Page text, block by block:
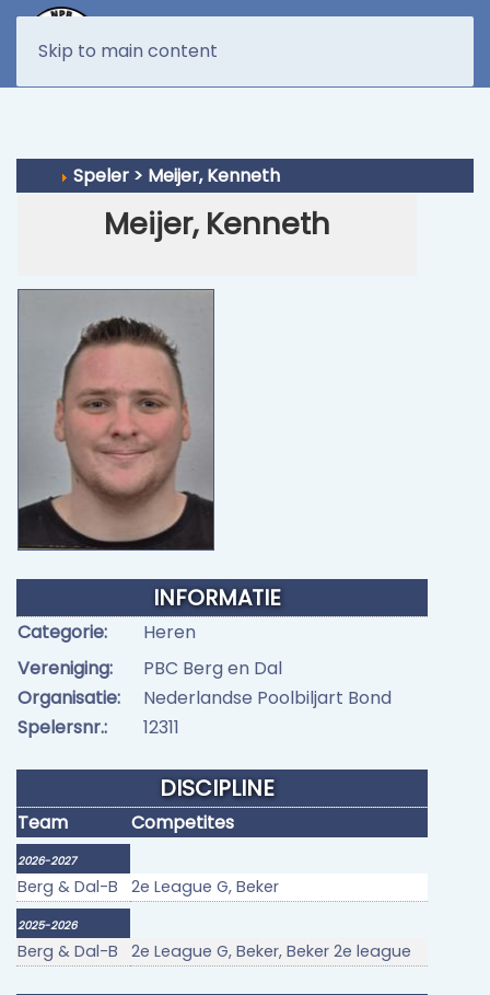
Skip to main content
Speler > Meijer, Kenneth
Meijer, Kenneth
INFORMATIE
Categorie:
Heren
Vereniging:
PBC Berg en Dal
Organisatie:
Nederlandse Poolbiljart Bond
Spelersnr.:
12311
DISCIPLINE
Team Competites
2026-2027
Berg & Dal-B 2e League G, Beker
2025-2026
Berg & Dal-B 2e League G, Beker, Beker 2e league